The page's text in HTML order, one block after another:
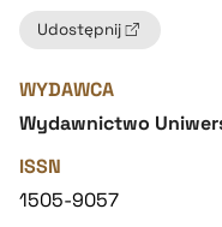
Udostępnij
WYDAWCA
Wydawnictwo
ISSN
1505-9057